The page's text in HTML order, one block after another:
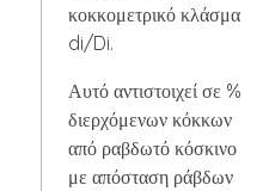
κοκκομετρικό κλάσμα
di/Di.
Αυτό αντιστοιχεί σε %
διερχόμενων κόκκων
από ραβδωτό κόσκινο
με απόσταση ράβδων